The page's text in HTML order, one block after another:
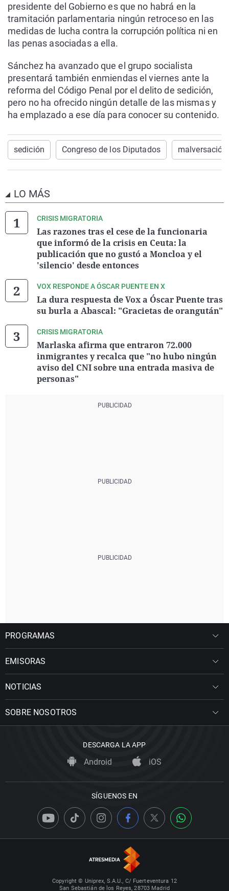
presidente del Gobierno es que no habrá en la
tramitación parlamentaria ningún retroceso en las
medidas de lucha contra la corrupción política ni en
las penas asociadas a ella.
Sánchez ha avanzado que el grupo socialista
presentará también enmiendas el viernes ante la
reforma del Código Penal por el delito de sedición,
pero no ha ofrecido ningún detalle de las mismas y
ha emplazado a ese día para conocer su contenido.
sedición Congreso de los Diputados malversación
LO MÁS
CRISIS MIGRATORIA
Las razones tras el cese de la funcionaria
que informó de la crisis en Ceuta: la
publicación que no gustó a Moncloa y el
'silencio' desde entonces
VOX RESPONDE A ÓSCAR PUENTE EN X
La dura respuesta de Vox a Óscar Puente tras
su burla a Abascal: "Gracietas de orangután"
CRISIS MIGRATORIA
Marlaska afirma que entraron 72.000
inmigrantes y recalca que "no hubo ningún
aviso del CNI sobre una entrada masiva de
personas"
PROGRAMAS
EMISORAS
NOTICIAS
SOBRE NOSOTROS
DESCARGA LA APP
Android iOS
SÍGUENOS EN
Copyright © Uniprex, S.A.U., C/ Fuerteventura 12
San Sebastián de los Reyes, 28703 Madrid